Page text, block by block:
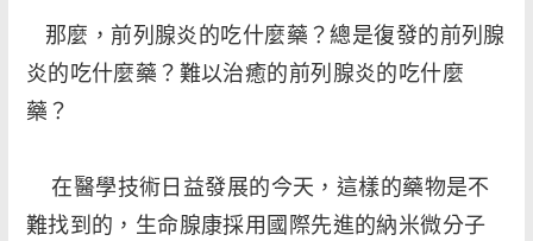
那麼，前列腺炎的吃什麼藥？總是復發的前列腺
炎的吃什麼藥？難以治癒的前列腺炎的吃什麼
藥？
在醫學技術日益發展的今天，這樣的藥物是不
難找到的，生命腺康採用國際先進的納米微分子